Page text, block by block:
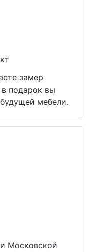
замер
в подарок вы
мебели.
Московской